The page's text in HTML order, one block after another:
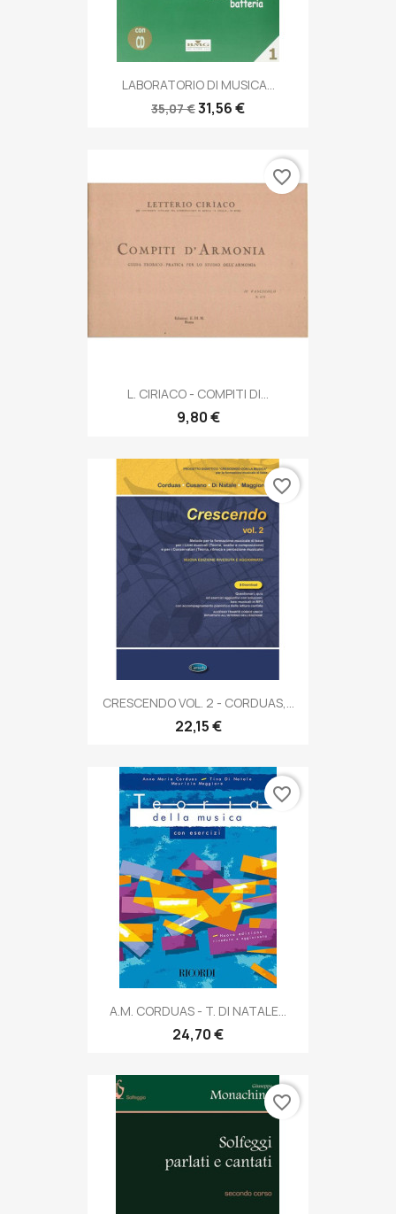
LABORATORIO DI MUSICA...
35,07 €31,56 €
L. CIRIACO - COMPITI DI...
9,80 €
favorite_border
CRESCENDO VOL. 2 - CORDUAS,...
22,15 €
favorite_border
A.M. CORDUAS - T. DI NATALE...
24,70 €
favorite_border
favorite_border